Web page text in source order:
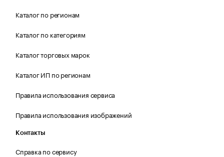
Каталог по регионам
Каталог по категориям
Каталог торговых марок
Каталог ИП по регионам
Правила использования сервиса
Правила использования изображений
Контакты
Справка по сервису